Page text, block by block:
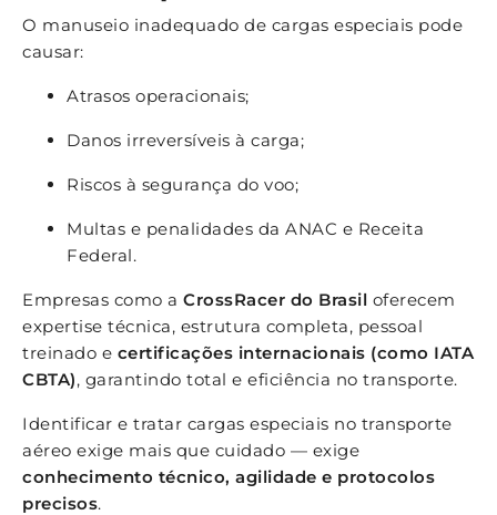
O manuseio inadequado de cargas especiais pode
causar:
Atrasos operacionais;
Danos irreversíveis à carga;
Riscos à segurança do voo;
Multas e penalidades da ANAC e Receita
Federal.
Empresas como a CrossRacer do Brasil oferecem
expertise técnica, estrutura completa, pessoal
treinado e certificações internacionais (como IATA
CBTA), garantindo total e eficiência no transporte.
Identificar e tratar cargas especiais no transporte
aéreo exige mais que cuidado — exige
conhecimento técnico, agilidade e protocolos
precisos.